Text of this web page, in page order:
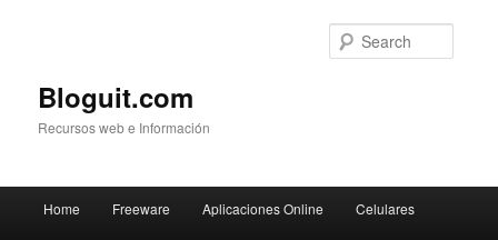
Bloguit.com
Recursos web e Información
Skip
Home Freeware Aplicaciones Online Celulares